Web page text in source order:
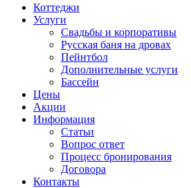
Коттеджи
Услуги
Свадьбы и корпоративы
Русская баня на дровах
Пейнтбол
Дополнительные услуги
Бассейн
Цены
Акции
Информация
Статьи
Вопрос ответ
Процесс бронирования
Договора
Контакты